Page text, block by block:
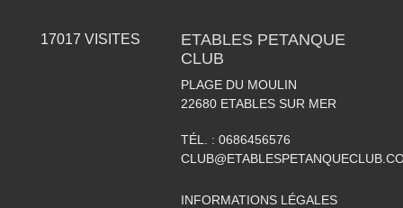
17017 VISITES
ETABLES PETANQUE
CLUB
PLAGE DU MOULIN
22680 ETABLES SUR MER
TÉL. : 0686456576
INFORMATIONS LÉGALES